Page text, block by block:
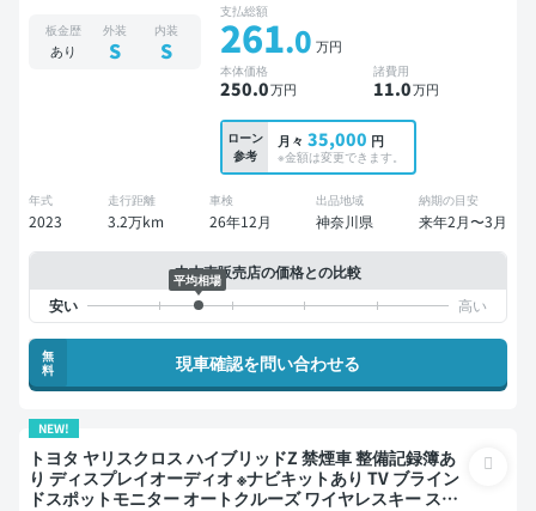
位カメラ ドライブレコーダー 衝突軽減
板金歴
あり
外装
S
内装
S
支払総額
261.0 万円
本体価格
250.0万円
諸費用
11.0万円
ローン
参考
月々 35,000 円
※金額は変更できます。
年式
2023
走行距離
3.2万km
車検
26年12月
出品地域
神奈川県
納期の目安
来年2月〜3月
中古車販売店の価格との比較
平均相場
無
料
現車確認を問い合わせる
NEW!
トヨタ ヤリスクロス ハイブリッドZ 禁煙車 整備記録簿あ
り ディスプレイオーディオ ※ナビキットあり TV ブライン
ドスポットモニター オートクルーズ ワイヤレスキー スマ